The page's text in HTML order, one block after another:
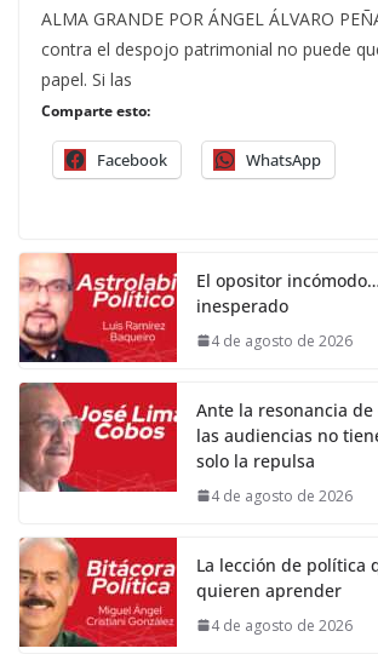
ALMA GRANDE POR ÁNGEL ÁLVARO
contra el despojo patrimonial no puede
papel. Si las
Comparte esto:
Facebook WhatsApp
El opositor
inesperado
4 de agosto de 2026
Ante la resonancia
las audiencias no
solo la repulsa
4 de agosto de 2026
La lección de política
quieren aprender
4 de agosto de 2026